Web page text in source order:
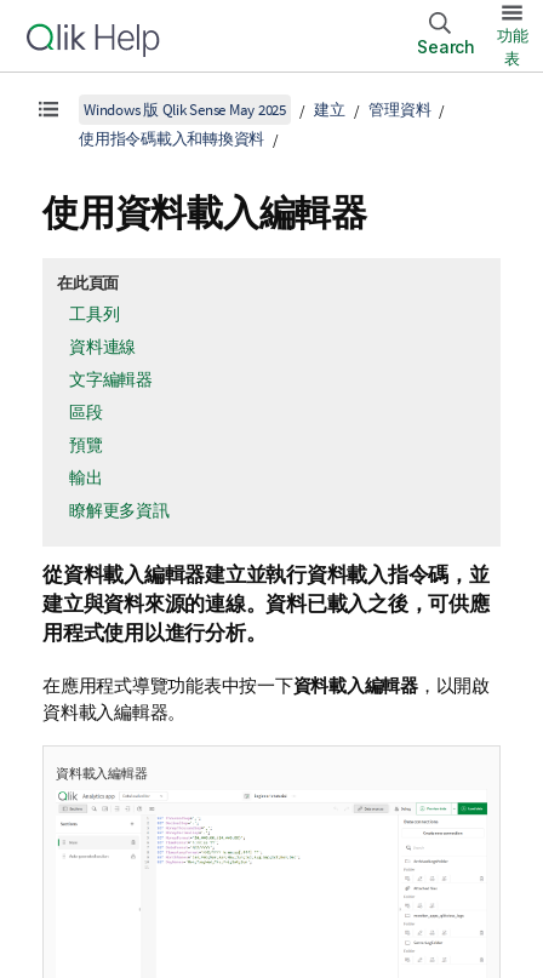
Search
功能
表
Windows 版 Qlik Sense May 2025 建立
管理資料
使用指令碼載入和轉換資料
使用資料載入編輯器
在此頁面
工具列
資料連線
文字編輯器
區段
預覽
輸出
瞭解更多資訊
從資料載入編輯器建立並執行資料載入指令碼，並
建立與資料來源的連線。資料已載入之後，可供應
用程式使用以進行分析。
在應用程式導覽功能表中按一下資料載入編輯器，以開啟
資料載入編輯器。
資料載入編輯器